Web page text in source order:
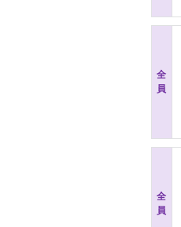
全
員
全
員